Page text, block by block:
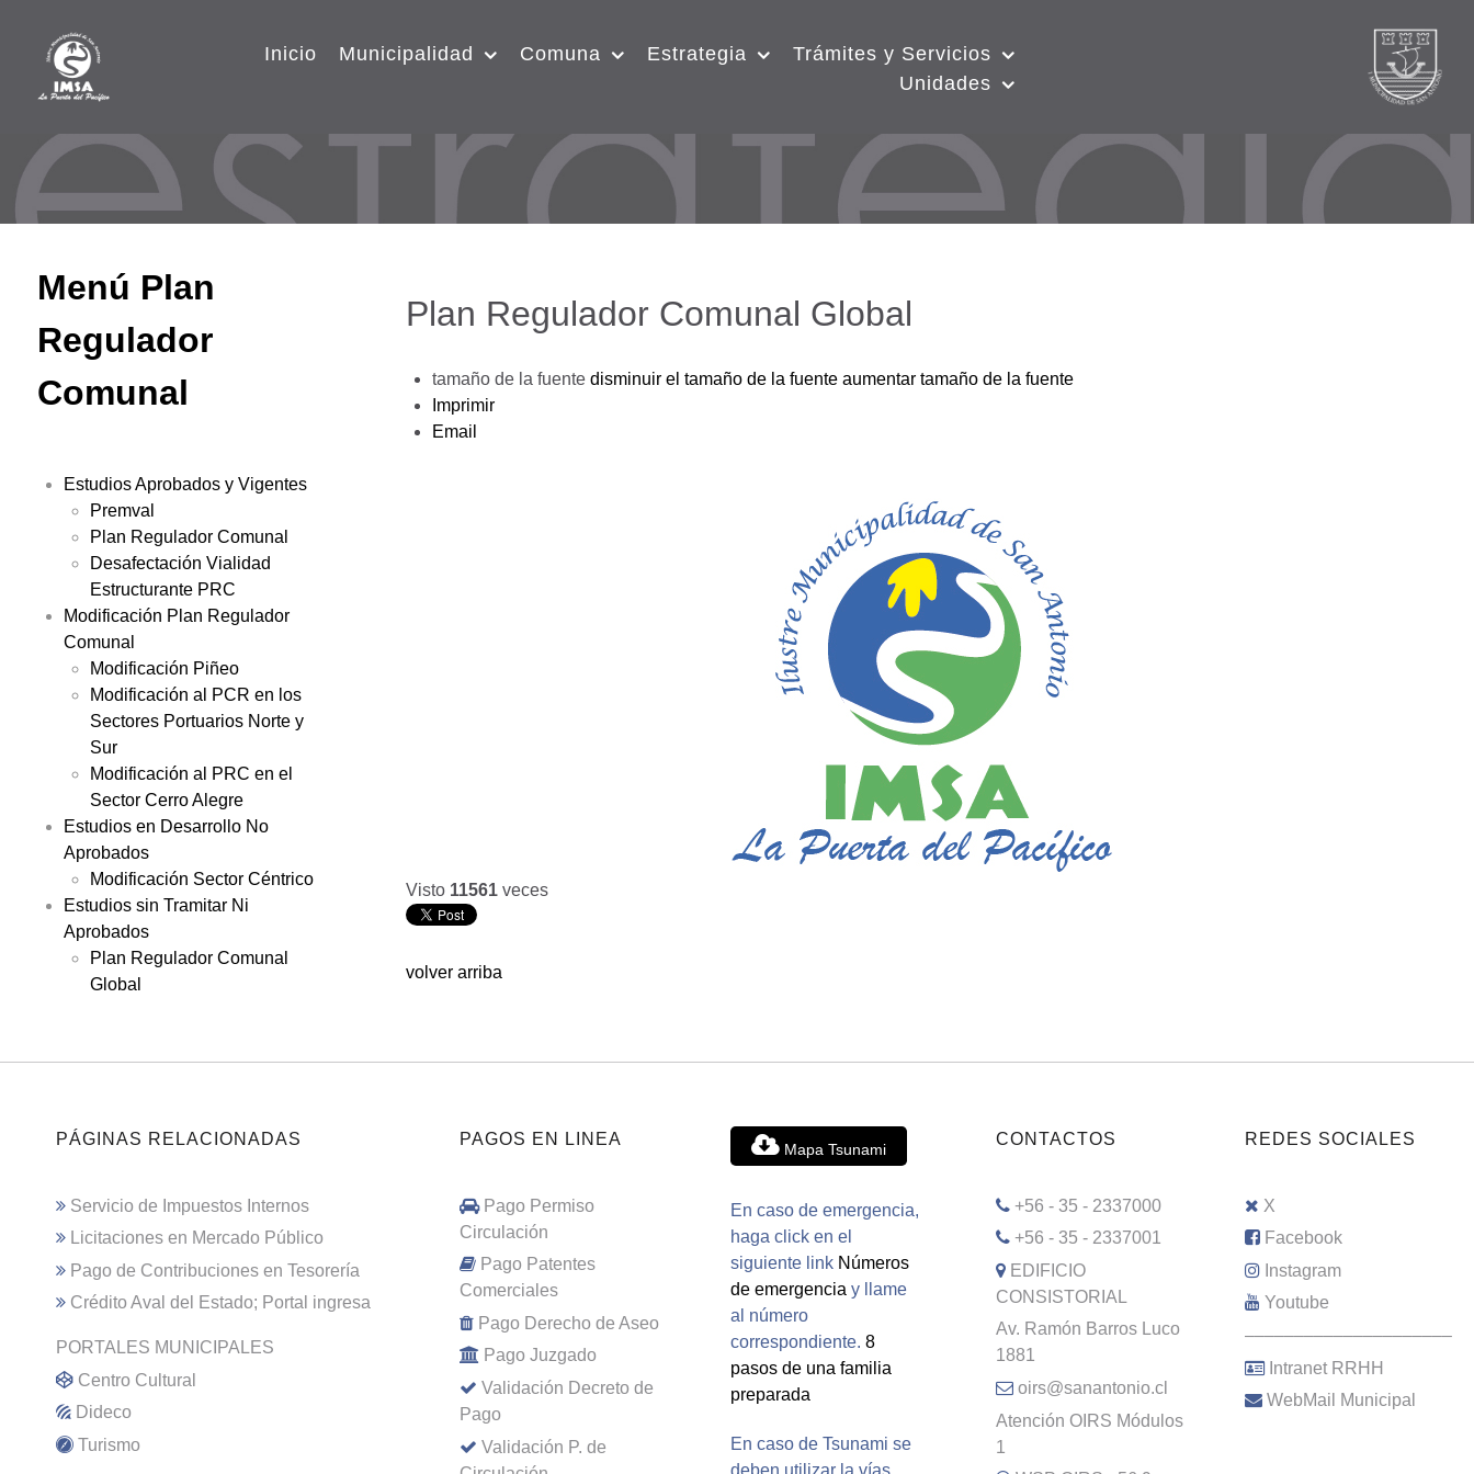
Inicio Municipalidad Comuna Estrategia
Trámites y Servicios
Unidades
Menú Plan
Regulador
Comunal
Estudios Aprobados y Vigentes
Premval
Plan Regulador Comunal
Desafectación Vialidad
Estructurante PRC
Modificación Plan Regulador
Comunal
Modificación Piñeo
Modificación al PCR en los
Sectores Portuarios Norte y
Sur
Modificación al PRC en el
Sector Cerro Alegre
Estudios en Desarrollo No
Aprobados
Modificación Sector Céntrico
Estudios sin Tramitar Ni
Aprobados
Plan Regulador Comunal
Global
Plan Regulador Comunal Global
tamaño de la fuente disminuir el tamaño de la fuente aumentar tamaño de la fuente
Imprimir
Email
Visto 11561 veces
volver arriba
PÁGINAS RELACIONADAS
Servicio de Impuestos Internos
Licitaciones en Mercado Público
Pago de Contribuciones en Tesorería
Crédito Aval del Estado; Portal ingresa
PORTALES MUNICIPALES
Centro Cultural
Dideco
Turismo
PAGOS EN LINEA
Pago Permiso
Circulación
Pago Patentes
Comerciales
Pago Derecho de Aseo
Pago Juzgado
Validación Decreto de
Pago
Validación P. de
Mapa Tsunami
En caso de emergencia,
haga click en el
siguiente link Números
de emergencia y llame
al número
correspondiente. 8
pasos de una familia
preparada
En caso de Tsunami se
deben utilizar la vías
CONTACTOS
+56 - 35 - 2337000
+56 - 35 - 2337001
EDIFICIO
CONSISTORIAL
Av. Ramón Barros Luco
1881
oirs@sanantonio.cl
Atención OIRS Módulos
1
REDES SOCIALES
X
Facebook
Instagram
Youtube
–––––––––––––––––––––
Intranet RRHH
WebMail Municipal